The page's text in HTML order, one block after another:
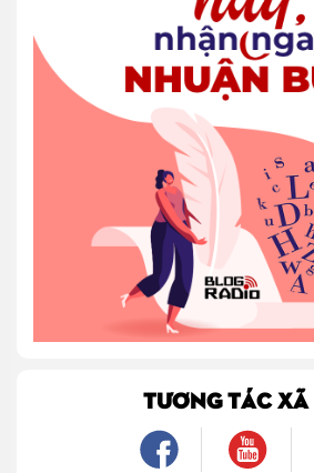
TƯƠNG TÁC